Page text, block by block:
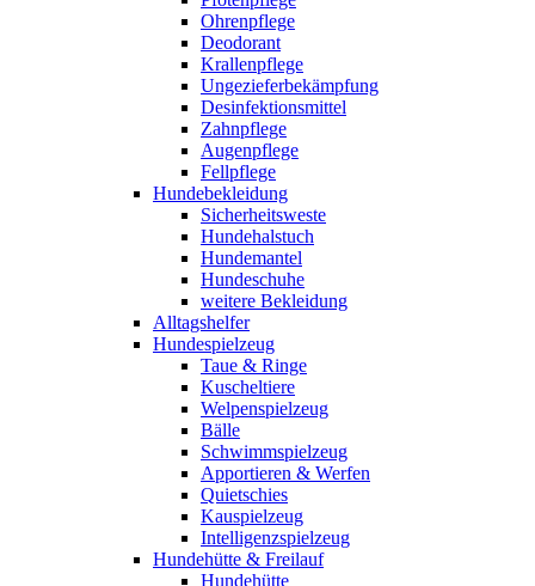
Ohrenpflege
Deodorant
Krallenpflege
Ungezieferbekämpfung
Desinfektionsmittel
Zahnpflege
Augenpflege
Fellpflege
Hundebekleidung
Sicherheitsweste
Hundehalstuch
Hundemantel
Hundeschuhe
weitere Bekleidung
Alltagshelfer
Hundespielzeug
Taue & Ringe
Kuscheltiere
Welpenspielzeug
Bälle
Schwimmspielzeug
Apportieren & Werfen
Quietschies
Kauspielzeug
Intelligenzspielzeug
Hundehütte & Freilauf
Hundehütte